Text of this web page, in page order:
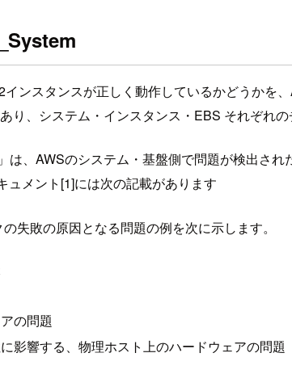
ンスタンスが正しく動作しているかどうかを
り、システム・インスタンス・EBS それぞれの
は、AWSのシステム・基盤側で問題が検出され
ュメント[1]には次の記載があります
失敗の原因となる問題の例を次に示します。
の問題
影響する、物理ホスト上のハードウェアの問題